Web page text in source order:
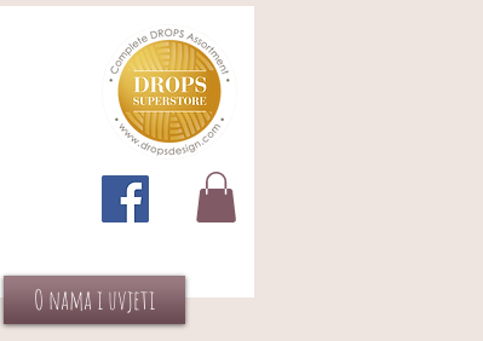
O nama i uvjeti